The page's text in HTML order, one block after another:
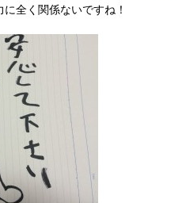
全く関係ないですね！